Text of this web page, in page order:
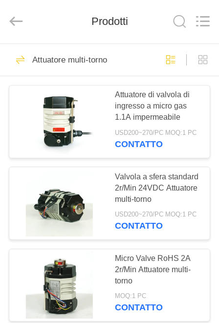
CASA
PRODOTTI
MOSTRA
CIRCA
GIRO
DELLA
FABBRICA
CONTROLLO
QUALITÀ
Corporation
Limited.
Attuatore a quarto
turno
Attuatore multi-torno
27
Attuatore elettrico a
prova di esplosione
92
Prodotti
Attuatore multi-torno
Attuatore di valvola di
ingresso a micro gas
1.1A impermeabile
USD200~270/PC MOQ:1 PC
CONTATTO
Valvola a sfera standard
2r/Min 24VDC Attuatore
multi-torno
USD200~270/PC MOQ:1 PC
CONTATTO
Micro Valve RoHS 2A
2r/Min Attuatore multi-
torno
MOQ:1 PC
CONTATTO